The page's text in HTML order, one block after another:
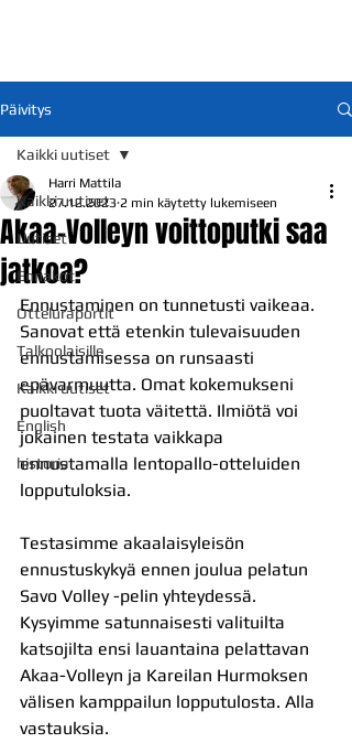
Päivitys
Kaikki uutiset
Uutiset
Ennakot
Otteluraportit
Talkoolaisille
Kaikki uutiset
English
historia
Kaikki uutiset
Akaa-Volleyn voittoputki saa
jatkoa?
Harri Mattila
27.12.2023 2 min käytetty lukemiseen
Ennustaminen on tunnetusti vaikeaa.
Sanovat että etenkin tulevaisuuden
ennustamisessa on runsaasti
epävarmuutta. Omat kokemukseni
puoltavat tuota väitettä. Ilmiötä voi
jokainen testata vaikkapa
ennustamalla lentopallo-otteluiden
lopputuloksia.
Testasimme akaalaisyleisön
ennustuskykyä ennen joulua pelatun
Savo Volley -pelin yhteydessä.
Kysyimme satunnaisesti valituilta
katsojilta ensi lauantaina pelattavan
Akaa-Volleyn ja Kareilan Hurmoksen
välisen kamppailun lopputulosta. Alla
vastauksia.